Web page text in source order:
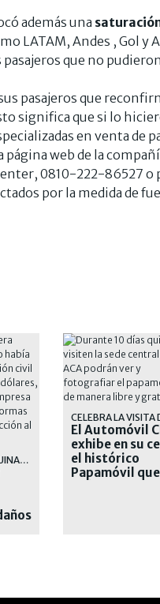
además una
LATAM, Andes , Gol y
que no
pasajeros que
significa que si lo
en venta de
web de la
0810-222-86527 o
por la medida de
¿LAS REDES ARRUINAN EL MUNDO?
El Automóvil
exhibe en su
el histórico
Papamóvil que